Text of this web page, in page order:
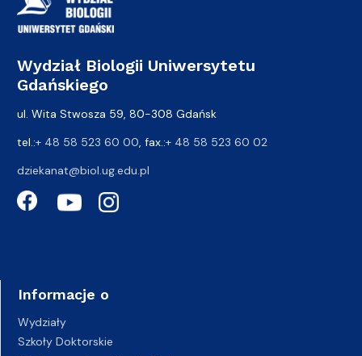
Wydział Biologii Uniwersytetu
Gdańskiego
ul. Wita Stwosza 59, 80-308 Gdańsk
tel.:+ 48 58 523 60 00, fax.:+ 48 58 523 60 02
dziekanat@biol.ug.edu.pl
Informacje o
Wydziały
Szkoły Doktorskie